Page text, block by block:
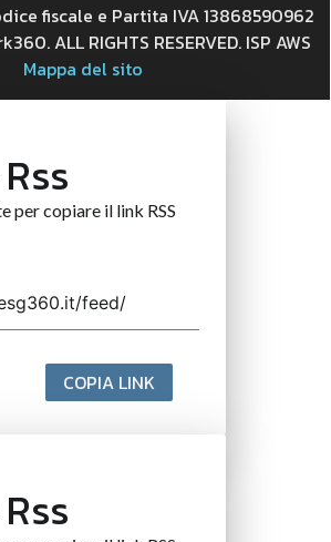
fiscale e Partita IVA 13868590962
ALL RIGHTS RESERVED. ISP AWS
Mappa del sito
per copiare il link RSS
COPIA LINK